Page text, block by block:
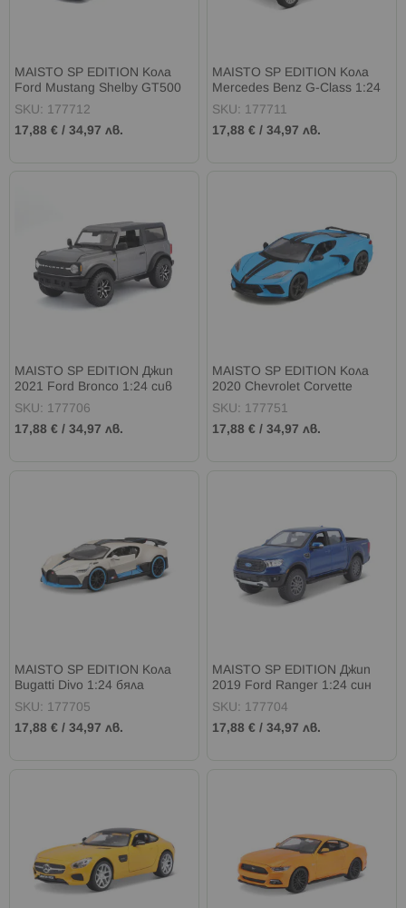
MAISTO SP EDITION Кола
Ford Mustang Shelby GT500
2020 1:24 зелена
SKU: 177712
17,88 € / 34,97 лв.
MAISTO SP EDITION Кола
Mercedes Benz G-Class 1:24
сива
SKU: 177711
17,88 € /34,97 лв.
MAISTO SP EDITION Джип
2021 Ford Bronco 1:24 сив
SKU: 177706
17,88 € / 34,97 лв.
MAISTO SP EDITION Кола
2020 Chevrolet Corvette
Stingray Z51 1:24 синя
SKU: 177751
17,88 € /34,97 лв.
MAISTO SP EDITION Кола
Bugatti Divo 1:24 бяла
SKU: 177705
17,88 € / 34,97 лв.
MAISTO SP EDITION Джип
2019 Ford Ranger 1:24 син
SKU: 177704
17,88 € /34,97 лв.